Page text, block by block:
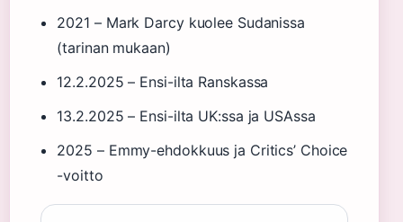
2021 – Mark Darcy kuolee Sudanissa
(tarinan mukaan)
12.2.2025 – Ensi-ilta Ranskassa
13.2.2025 – Ensi-ilta UK:ssa ja USAssa
2025 – Emmy-ehdokkuus ja Critics’ Choice
-voitto